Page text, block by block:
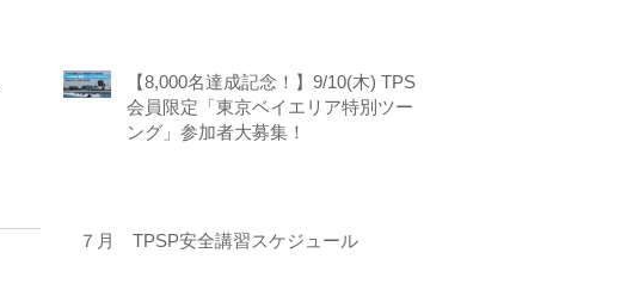
【8,000名達成記念！】9/10(木) TPSP
会員限定「東京ベイエリア特別ツーリ
ング」参加者大募集！
７月 TPSP安全講習スケジュール